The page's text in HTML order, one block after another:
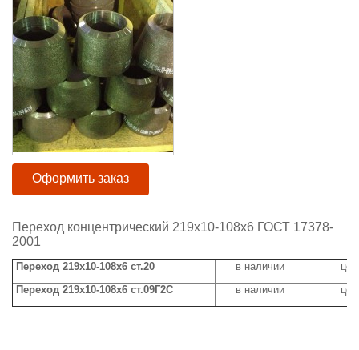
Оформить заказ
Переход концентрический 219х10-108х6 ГОСТ 17378-
2001
Переход 219х10-108х6 ст.20 в наличии
Переход 219х10-108х6 ст.09Г2С
в наличии